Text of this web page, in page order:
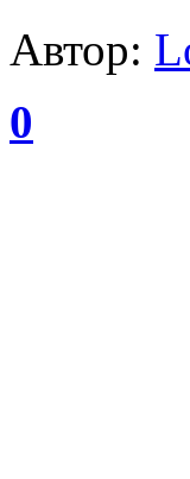
Автор:
0